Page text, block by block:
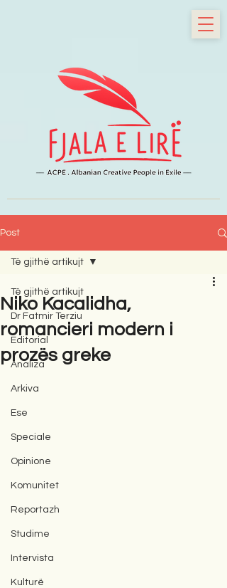
Post
Të gjithë artikujt
Dr Fatmir Terziu
Editorial
Analiza
Arkiva
Ese
Speciale
Opinione
Komunitet
Reportazh
Studime
Intervista
Kulturë
Të gjithë artikujt
Niko Kacalidha,
romancieri modern i
prozës greke